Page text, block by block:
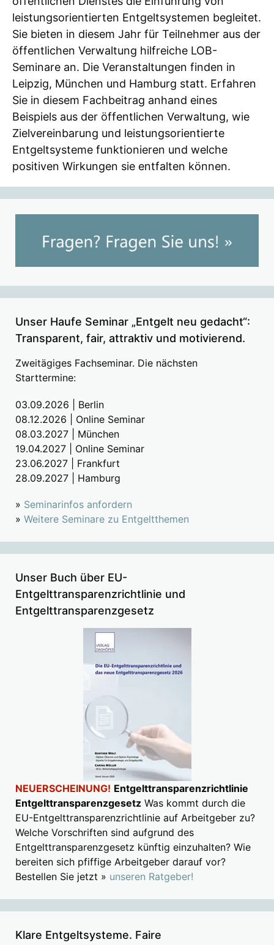
leistungsorientierten Entgeltsystemen begleitet.
Sie bieten in diesem Jahr für Teilnehmer aus der
öffentlichen Verwaltung hilfreiche LOB-
Seminare an. Die Veranstaltungen finden in
Leipzig, München und Hamburg statt. Erfahren
Sie in diesem Fachbeitrag anhand eines
Beispiels aus der öffentlichen Verwaltung, wie
Zielvereinbarung und leistungsorientierte
Entgeltsysteme funktionieren und welche
positiven Wirkungen sie entfalten können.
Unser Haufe Seminar „Entgelt neu gedacht“:
Transparent, fair, attraktiv und motivierend.
Zweitägiges Fachseminar. Die nächsten
Starttermine:
03.09.2026 | Berlin
08.12.2026 | Online Seminar
08.03.2027 | München
19.04.2027 | Online Seminar
23.06.2027 | Frankfurt
28.09.2027 | Hamburg
» Seminarinfos anfordern
» Weitere Seminare zu Entgeltthemen
Unser Buch über EU-
Entgelttransparenzrichtlinie und
Entgelttransparenzgesetz
NEUERSCHEINUNG! Entgelttransparenzrichtlinie
Entgelttransparenzgesetz Was kommt durch die
EU-Entgelttransparenzrichtlinie auf Arbeitgeber zu?
Welche Vorschriften sind aufgrund des
Entgelttransparenzgesetz künftig einzuhalten? Wie
bereiten sich pfiffige Arbeitgeber darauf vor?
Bestellen Sie jetzt » unseren Ratgeber!
Klare Entgeltsysteme. Faire